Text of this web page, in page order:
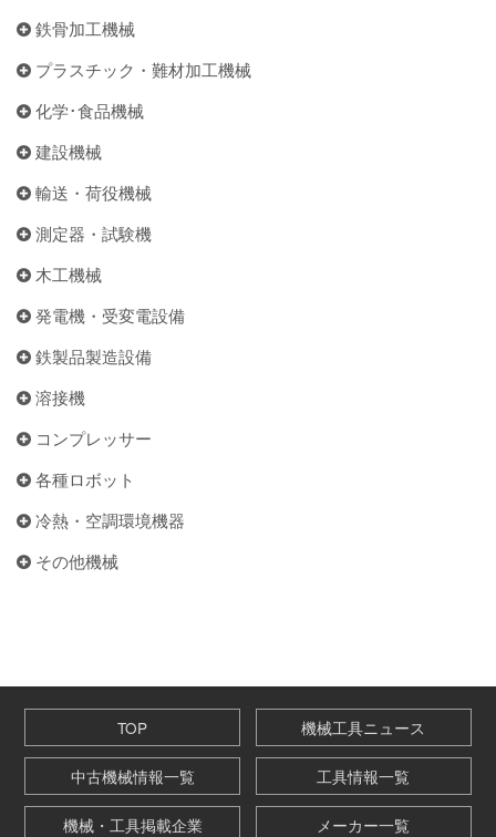
鉄骨加工機械
プラスチック・難材加工機械
化学･食品機械
建設機械
輸送・荷役機械
測定器・試験機
木工機械
発電機・受変電設備
鉄製品製造設備
溶接機
コンプレッサー
各種ロボット
冷熱・空調環境機器
その他機械
TOP 機械工具ニュース
中古機械情報一覧 工具情報一覧
機械・工具掲載企業 メーカー一覧